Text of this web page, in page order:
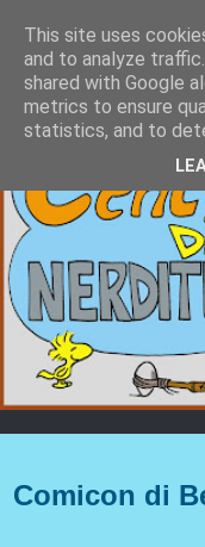
Comicon di
This site uses
and to analyze
shared with Google
metrics to ensure
statistics, and to